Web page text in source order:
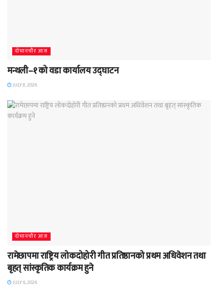
दाेभानचाैर आज
मन्थली–१ को वडा कार्यालय उद्घाटन
JULY 8, 2026
दाेभानचाैर आज
रामेछापमा राष्ट्रिय लोकदोहोरी गीत प्रतिष्ठानको प्रथम अधिवेशन तथा
बृहत् सांस्कृतिक कार्यक्रम हुने
JULY 6, 2026